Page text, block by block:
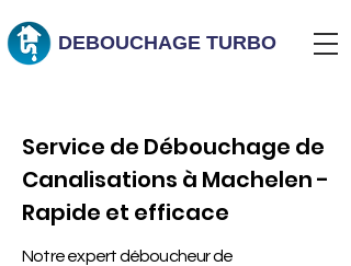
DEBOUCHAGE TURBO
Service de Débouchage de
Canalisations à Machelen -
Rapide et efficace
Notre expert déboucheur de